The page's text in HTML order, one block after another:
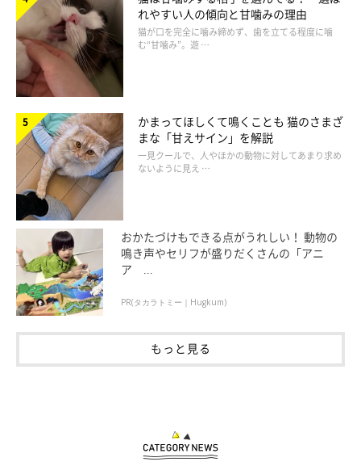
れやすい人の傾向と甘噛みの理由
猫が口を完全に噛み締めず、歯を立てる程度に噛
む“甘噛み”。遊 …
かまってほしくて鳴くことも 猫のさまざ
まな「甘えサイン」を解説
一見クールで、人やほかの動物に対してあまり求め
ないように見え …
おかたづけもできる点がうれしい！ 動物の
鳴き声やセリフが盛りだくさんの「アニ
ア ...
PR(タカラトミー｜Hugkum)
もっと見る